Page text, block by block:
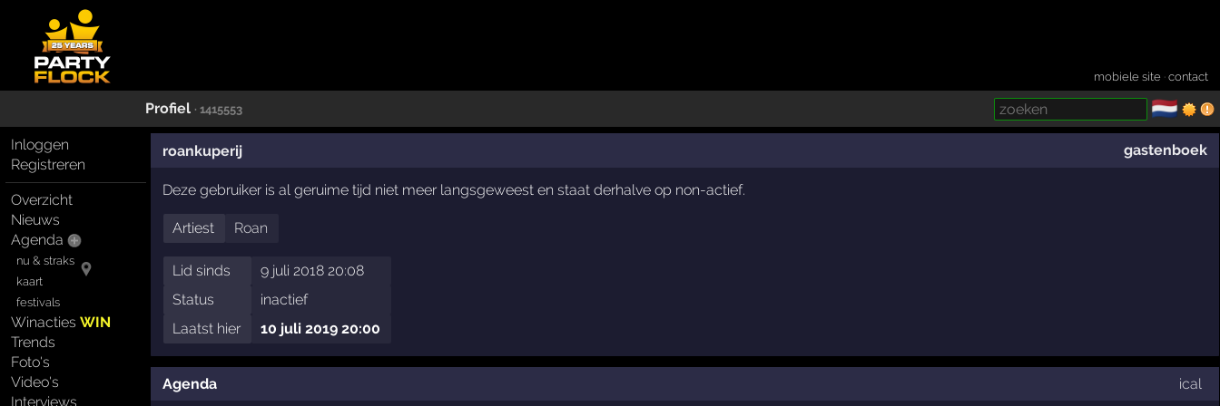
mobiele site ·contact
Profiel · 1415553 🇳🇱
Inloggen
Registreren
Overzicht
Nieuws
Agenda
nu & straks
kaart
festivals
WinactiesWIN
Trends
Foto's
Video's
Interviews
roankuperij gastenboek
Deze gebruiker is al geruime tijd niet meer langsgeweest en staat derhalve op non-actief.
Artiest Roan
Lid sinds
9 juli 2018 20:08
Status
inactief
Laatst hier
10 juli 2019 20:00
Agenda ical